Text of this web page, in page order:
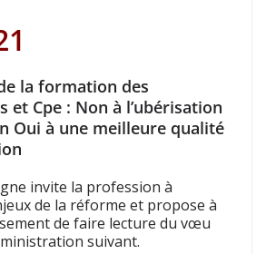
la formation des
et Cpe : Non à l’ubérisation
Oui à une meilleure qualité
invite la profession à
de la réforme et propose à
de faire lecture du vœu
suivant.